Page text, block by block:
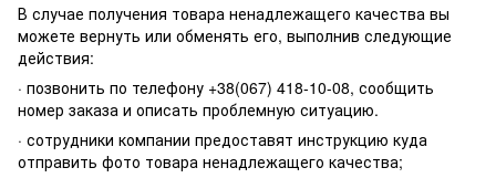
В случае получения товара ненадлежащего качества вы
можете вернуть или обменять его, выполнив следующие
действия:
· позвонить по телефону +38(067) 418-10-08, сообщить
номер заказа и описать проблемную ситуацию.
· сотрудники компании предоставят инструкцию куда
отправить фото товара ненадлежащего качества;